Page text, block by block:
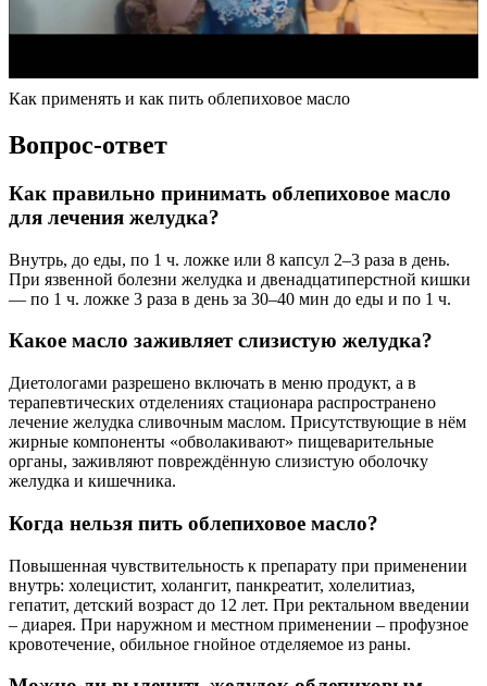
Как применять и как пить облепиховое масло
Вопрос-ответ
Как правильно принимать облепиховое масло
для лечения желудка?
Внутрь, до еды, по 1 ч. ложке или 8 капсул 2–3 раза в день.
При язвенной болезни желудка и двенадцатиперстной кишки
— по 1 ч. ложке 3 раза в день за 30–40 мин до еды и по 1 ч.
Какое масло заживляет слизистую желудка?
Диетологами разрешено включать в меню продукт, а в
терапевтических отделениях стационара распространено
лечение желудка сливочным маслом. Присутствующие в нём
жирные компоненты «обволакивают» пищеварительные
органы, заживляют повреждённую слизистую оболочку
желудка и кишечника.
Когда нельзя пить облепиховое масло?
Повышенная чувствительность к препарату при применении
внутрь: холецистит, холангит, панкреатит, холелитиаз,
гепатит, детский возраст до 12 лет. При ректальном введении
– диарея. При наружном и местном применении – профузное
кровотечение, обильное гнойное отделяемое из раны.